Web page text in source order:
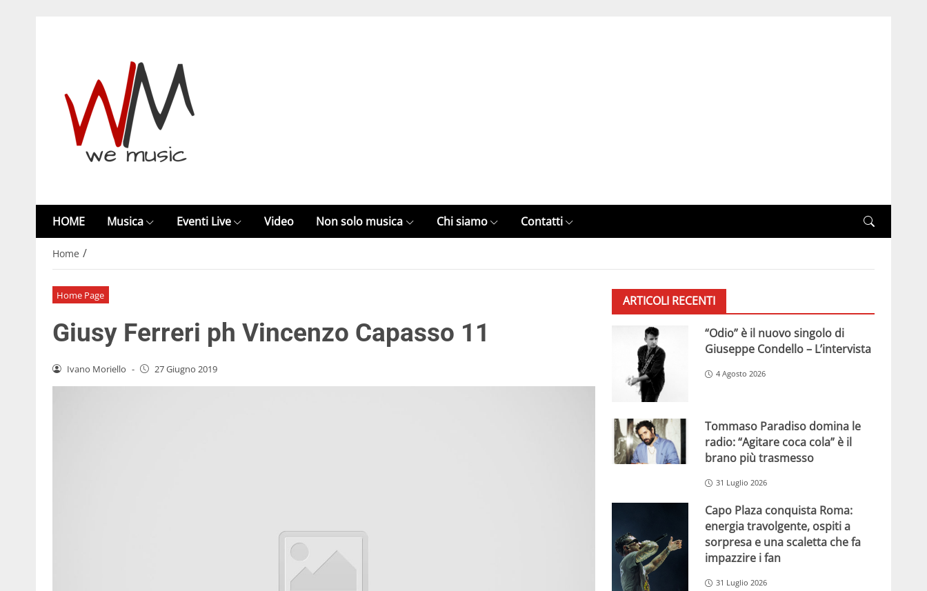
HOME Musica Eventi Live Video Non solo musica Chi siamo Contatti
Home /
Home Page
Giusy Ferreri ph Vincenzo Capasso 11
Ivano Moriello - 27 Giugno 2019
ARTICOLI RECENTI
“Odio” è il nuovo singolo di
Giuseppe Condello – L’intervista
4 Agosto 2026
Tommaso Paradiso domina le
radio: “Agitare coca cola” è il
brano più trasmesso
31 Luglio 2026
Capo Plaza conquista Roma:
energia travolgente, ospiti a
sorpresa e una scaletta che fa
impazzire i fan
31 Luglio 2026